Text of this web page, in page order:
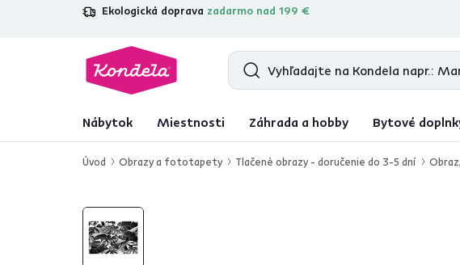
Ekologická doprava zadarmo nad 199 €
4,7 31 285overených produktových recenzií
Nábytok Miestnosti Záhrada a hobby Bytové
Úvod Obrazy a fototapety Tlačené obrazy - doručenie do 3-5 dní